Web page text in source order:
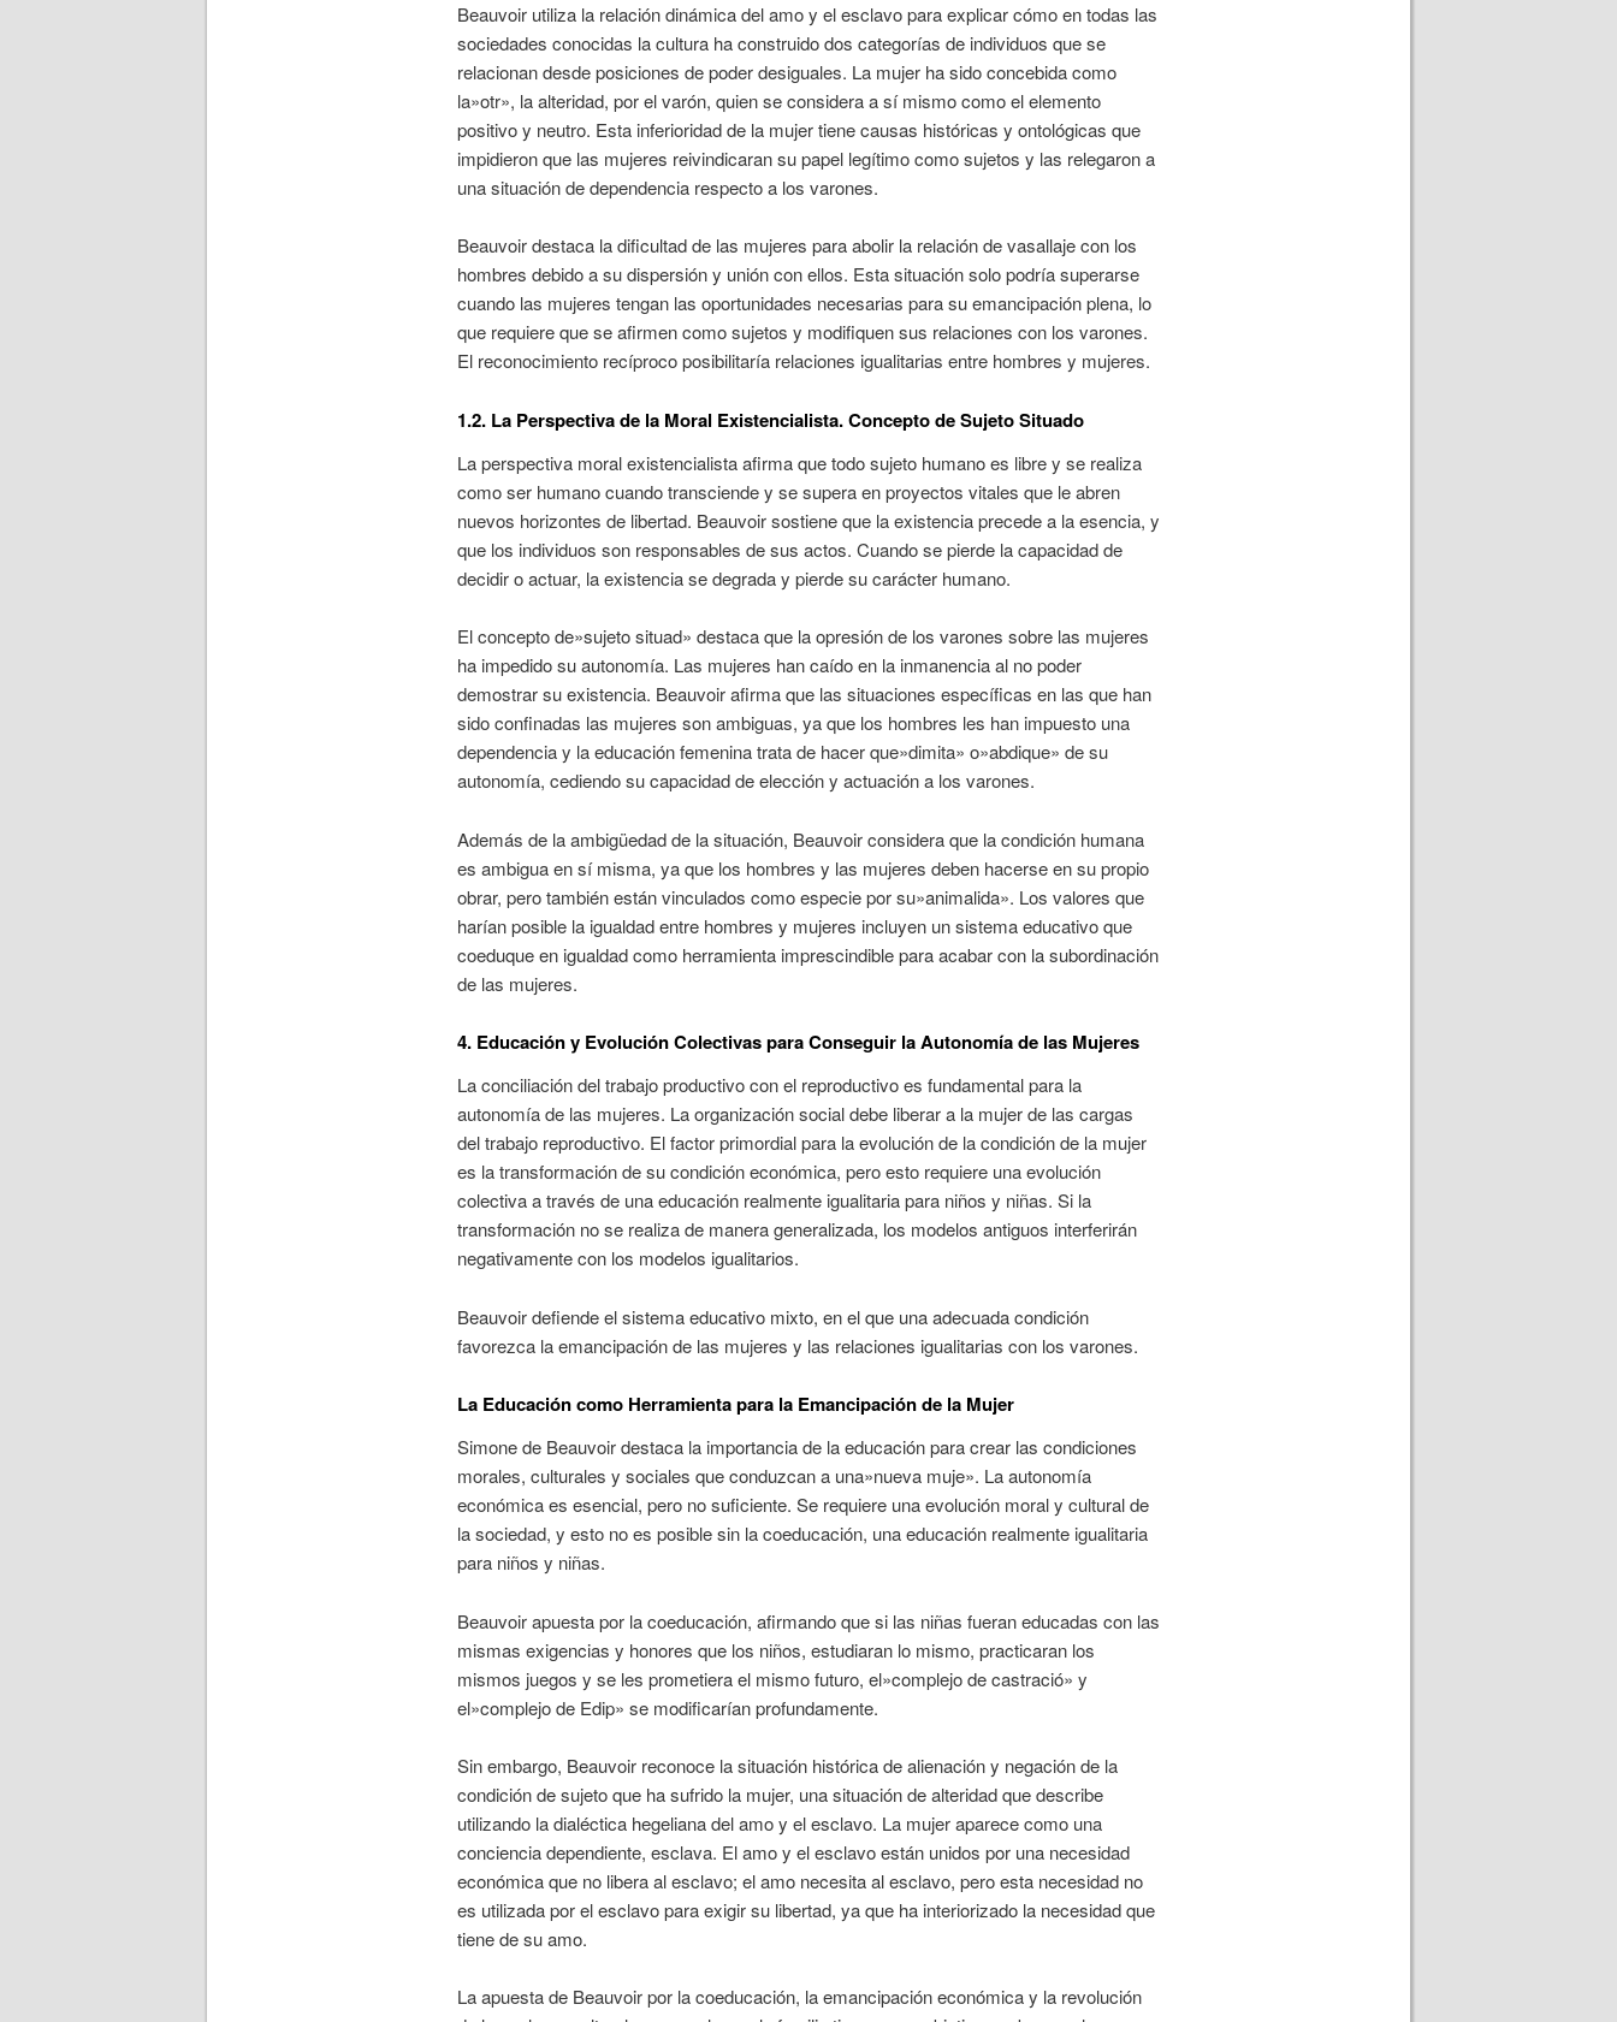
Beauvoir utiliza la relación dinámica del amo y el esclavo para explicar cómo en todas las
sociedades conocidas la cultura ha construido dos categorías de individuos que se
relacionan desde posiciones de poder desiguales. La mujer ha sido concebida como
la»otr», la alteridad, por el varón, quien se considera a sí mismo como el elemento
positivo y neutro. Esta inferioridad de la mujer tiene causas históricas y ontológicas que
impidieron que las mujeres reivindicaran su papel legítimo como sujetos y las relegaron a
una situación de dependencia respecto a los varones.
Beauvoir destaca la dificultad de las mujeres para abolir la relación de vasallaje con los
hombres debido a su dispersión y unión con ellos. Esta situación solo podría superarse
cuando las mujeres tengan las oportunidades necesarias para su emancipación plena, lo
que requiere que se afirmen como sujetos y modifiquen sus relaciones con los varones.
El reconocimiento recíproco posibilitaría relaciones igualitarias entre hombres y mujeres.
1.2. La Perspectiva de la Moral Existencialista. Concepto de Sujeto Situado
La perspectiva moral existencialista afirma que todo sujeto humano es libre y se realiza
como ser humano cuando transciende y se supera en proyectos vitales que le abren
nuevos horizontes de libertad. Beauvoir sostiene que la existencia precede a la esencia, y
que los individuos son responsables de sus actos. Cuando se pierde la capacidad de
decidir o actuar, la existencia se degrada y pierde su carácter humano.
El concepto de»sujeto situad» destaca que la opresión de los varones sobre las mujeres
ha impedido su autonomía. Las mujeres han caído en la inmanencia al no poder
demostrar su existencia. Beauvoir afirma que las situaciones específicas en las que han
sido confinadas las mujeres son ambiguas, ya que los hombres les han impuesto una
dependencia y la educación femenina trata de hacer que»dimita» o»abdique» de su
autonomía, cediendo su capacidad de elección y actuación a los varones.
Además de la ambigüedad de la situación, Beauvoir considera que la condición humana
es ambigua en sí misma, ya que los hombres y las mujeres deben hacerse en su propio
obrar, pero también están vinculados como especie por su»animalida». Los valores que
harían posible la igualdad entre hombres y mujeres incluyen un sistema educativo que
coeduque en igualdad como herramienta imprescindible para acabar con la subordinación
de las mujeres.
4. Educación y Evolución Colectivas para Conseguir la Autonomía de las Mujeres
La conciliación del trabajo productivo con el reproductivo es fundamental para la
autonomía de las mujeres. La organización social debe liberar a la mujer de las cargas
del trabajo reproductivo. El factor primordial para la evolución de la condición de la mujer
es la transformación de su condición económica, pero esto requiere una evolución
colectiva a través de una educación realmente igualitaria para niños y niñas. Si la
transformación no se realiza de manera generalizada, los modelos antiguos interferirán
negativamente con los modelos igualitarios.
Beauvoir defiende el sistema educativo mixto, en el que una adecuada condición
favorezca la emancipación de las mujeres y las relaciones igualitarias con los varones.
La Educación como Herramienta para la Emancipación de la Mujer
Simone de Beauvoir destaca la importancia de la educación para crear las condiciones
morales, culturales y sociales que conduzcan a una»nueva muje». La autonomía
económica es esencial, pero no suficiente. Se requiere una evolución moral y cultural de
la sociedad, y esto no es posible sin la coeducación, una educación realmente igualitaria
para niños y niñas.
Beauvoir apuesta por la coeducación, afirmando que si las niñas fueran educadas con las
mismas exigencias y honores que los niños, estudiaran lo mismo, practicaran los
mismos juegos y se les prometiera el mismo futuro, el»complejo de castració» y
el»complejo de Edip» se modificarían profundamente.
Sin embargo, Beauvoir reconoce la situación histórica de alienación y negación de la
condición de sujeto que ha sufrido la mujer, una situación de alteridad que describe
utilizando la dialéctica hegeliana del amo y el esclavo. La mujer aparece como una
conciencia dependiente, esclava. El amo y el esclavo están unidos por una necesidad
económica que no libera al esclavo; el amo necesita al esclavo, pero esta necesidad no
es utilizada por el esclavo para exigir su libertad, ya que ha interiorizado la necesidad que
tiene de su amo.
La apuesta de Beauvoir por la coeducación, la emancipación económica y la revolución